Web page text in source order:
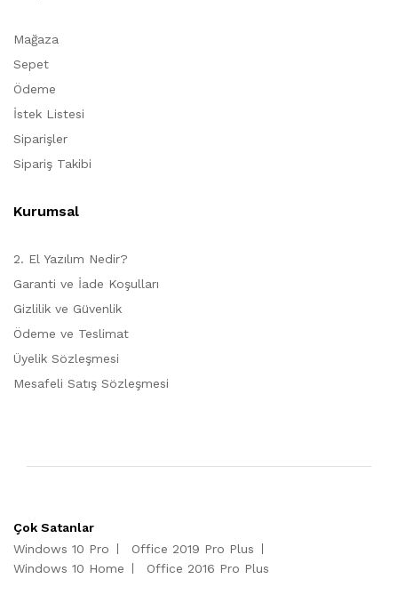
Mağaza
Sepet
Ödeme
İstek Listesi
Siparişler
Sipariş Takibi
Kurumsal
2. El Yazılım Nedir?
Garanti ve İade Koşulları
Gizlilik ve Güvenlik
Ödeme ve Teslimat
Üyelik Sözleşmesi
Mesafeli Satış Sözleşmesi
Çok Satanlar
Windows 10 Pro
Office 2019 Pro Plus
Windows 10 Home
Office 2016 Pro Plus